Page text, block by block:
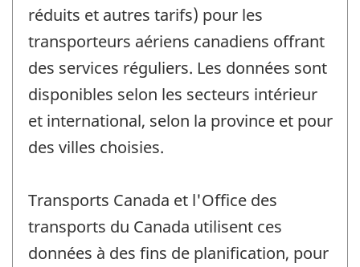
réduits et autres tarifs) pour les
transporteurs aériens canadiens offrant
des services réguliers. Les données sont
disponibles selon les secteurs intérieur
et international, selon la province et pour
des villes choisies.
Transports Canada et l'Office des
transports du Canada utilisent ces
données à des fins de planification, pour